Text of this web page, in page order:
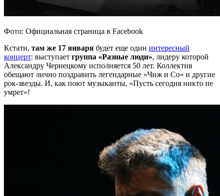
Фото: Официальная страница в Facebook
Кстати, там же 17 января будет еще один интересный
концерт: выступает группа «Разные люди», лидеру которой
Александру Чернецкому исполняется 50 лет. Коллектив
обещают лично поздравить легендарные «Чиж и Со» и другие
рок-звезды. И, как поют музыканты, «Пусть сегодня никто не
умрет»!